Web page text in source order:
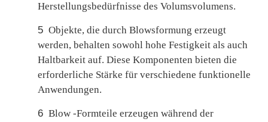
Herstellungsbedürfnisse des Volumsvolumens.
5 Objekte, die durch Blowsformung erzeugt
werden, behalten sowohl hohe Festigkeit als auch
Haltbarkeit auf. Diese Komponenten bieten die
erforderliche Stärke für verschiedene funktionelle
Anwendungen.
6 Blow -Formteile erzeugen während der